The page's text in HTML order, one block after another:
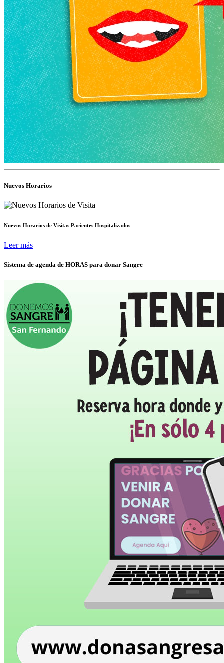
Nuevos Horarios
Nuevos Horarios de Visitas Pacientes Hospitalizados
Leer más
Sistema de agenda de HORAS para donar Sangre